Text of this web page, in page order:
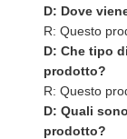
D: Dove
R: Questo
D: Che tipo
prodotto?
R: Questo
D: Quali
prodotto?